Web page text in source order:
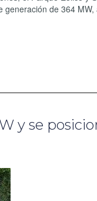
de 364
y se